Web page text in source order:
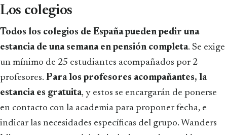
Los colegios
Todos los colegios de España pueden pedir una
estancia de una semana en pensión completa. Se exige
un mínimo de 25 estudiantes acompañados por 2
profesores. Para los profesores acompañantes, la
estancia es gratuita, y estos se encargarán de ponerse
en contacto con la academia para proponer fecha, e
indicar las necesidades específicas del grupo. Wanders